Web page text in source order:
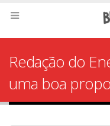
Redação do
uma boa